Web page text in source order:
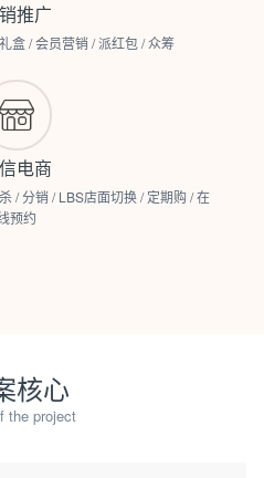
推广
盒 / 会员营销 / 派红包 / 众筹
电商
/ 分销 / LBS店面切换 / 定期购 / 在
预约
核心
the project